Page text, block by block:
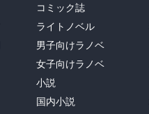
コミック誌
ライトノベル
男子向けラノベ
女子向けラノベ
小説
国内小説